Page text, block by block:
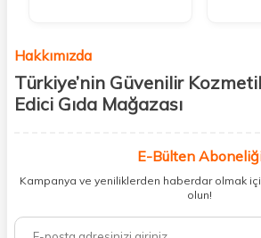
Hakkımızda
Türkiye’nin Güvenilir
Edici Gıda Mağazası
kişisel bakım hem de takviye edici gıda
buluşturuyoruz. Artık mağaza mağaza
ihtiyacınız olan her şeyi tek bir çatı altında
%100 orijinal kozmetik ve sağlık ürünleriyle
E-Bülten
Kampanya ve yeniliklerden haberdar olmak
olun!